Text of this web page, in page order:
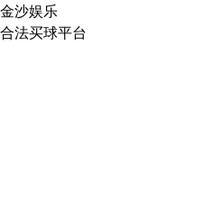
金沙娱乐
合法买球平台